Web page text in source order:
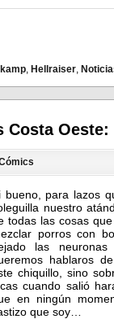
Hellraiser
Costa
bueno, para lazos
nuestro
todas las cosas
porros con
las
hablaros
chiquillo, sino
cuando salió
en ningún
que soy…